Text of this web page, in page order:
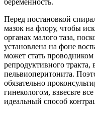
Перед постановкой
мазок на флору, чтобы
органах малого таза,
установлена на фоне
может стать
репродуктивного тракта,
пельвиоперитонита.
обязательно
гинекологом, взвесьте
идеальный способ